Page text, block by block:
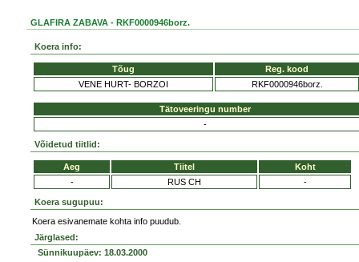
GLAFIRA ZABAVA - RKF0000946borz.
Koera info:
Tõug
Reg. kood
VENE HURT- BORZOI
RKF0000946borz.
Tätoveeringu number
-
Võidetud tiitlid:
Aeg Tiitel
Koht
-
RUS CH -
Koera sugupuu:
Koera esivanemate kohta info puudub.
Järglased:
Sünnikuupäev: 18.03.2000